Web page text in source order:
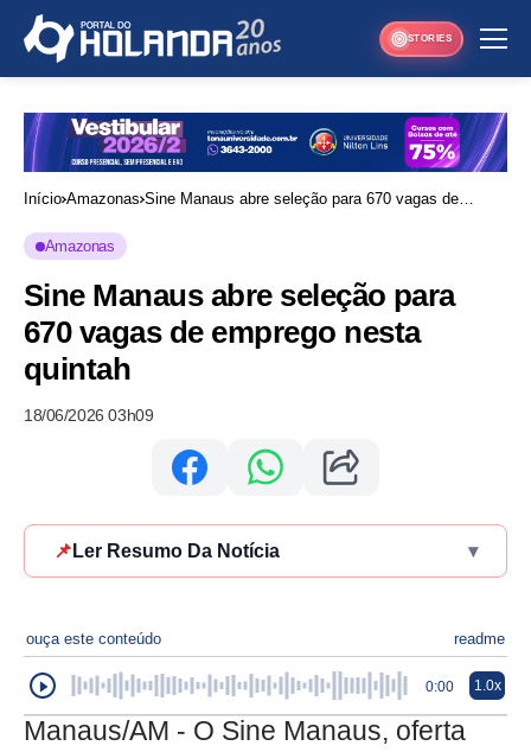
STORIES
Início Amazonas Sine Manaus abre seleção para 670 vagas de
Amazonas
Sine Manaus abre seleção para
670 vagas de emprego nesta
quintah
18/06/2026 03h09
📌 Ler Resumo Da Notícia ▾
ouça este conteúdo readme
0:00 1.0x
Manaus/AM - O Sine Manaus, oferta